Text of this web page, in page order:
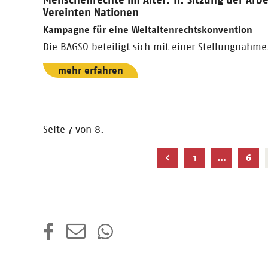
Vereinten Nationen
Kampagne für eine Weltaltenrechtskonvention
Die BAGSO beteiligt sich mit einer
mehr erfahren
Seite 7 von 8.
1 … 6